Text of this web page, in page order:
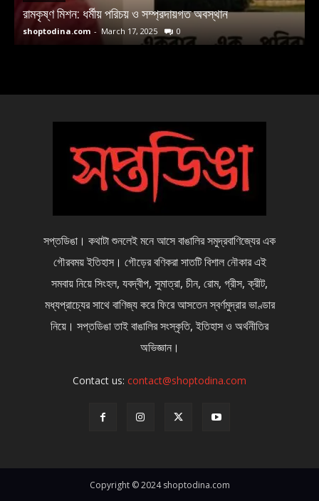
রামকৃষ্ণ মিশন: ধর্মীয় পরিচয় ও সম্প্রদায়গত অবস্থান
shoptodina.com - March 17, 2025 0
সপ্তডিঙা। কথাটা শুনলেই মনে আসে বাঙালির সমুদ্রবাণিজ্যের এক
গৌরবময় ইতিহাস। গৌড়ের বণিকরা সাতটি বিশাল নৌকার এই
সমবায় নিয়ে সিংহল, যবদ্বীপ, সুমাত্রা, চীন, রোম, গ্রীস, ক্রীট,
মধ্যপ্রাচ্যের সাথে বাণিজ্য করে ফিরে আসতেন স্বর্ণমুদ্রার ভাণ্ডার
নিয়ে। সপ্তডিঙা তাই বাঙালির সংস্কৃতি, ইতিহাস ও অর্থনীতির
অভিজ্ঞান।
Contact us: contact@shoptodina.com
Copyright © 2024 shoptodina.com